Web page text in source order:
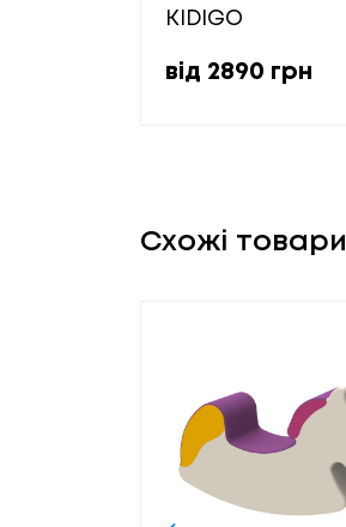
KIDIGO
від 2890 грн
Схожі товари